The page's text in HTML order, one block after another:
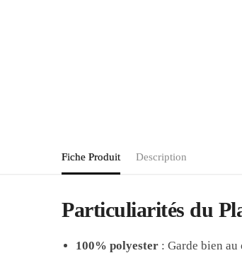
Fiche Produit Description
Particuliarités du
100% polyester : Garde bien au